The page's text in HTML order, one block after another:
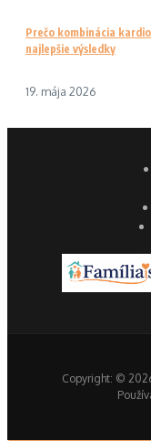
Prečo kombinácia
najlepšie výsledky
19. mája 2026
Copyright: ©